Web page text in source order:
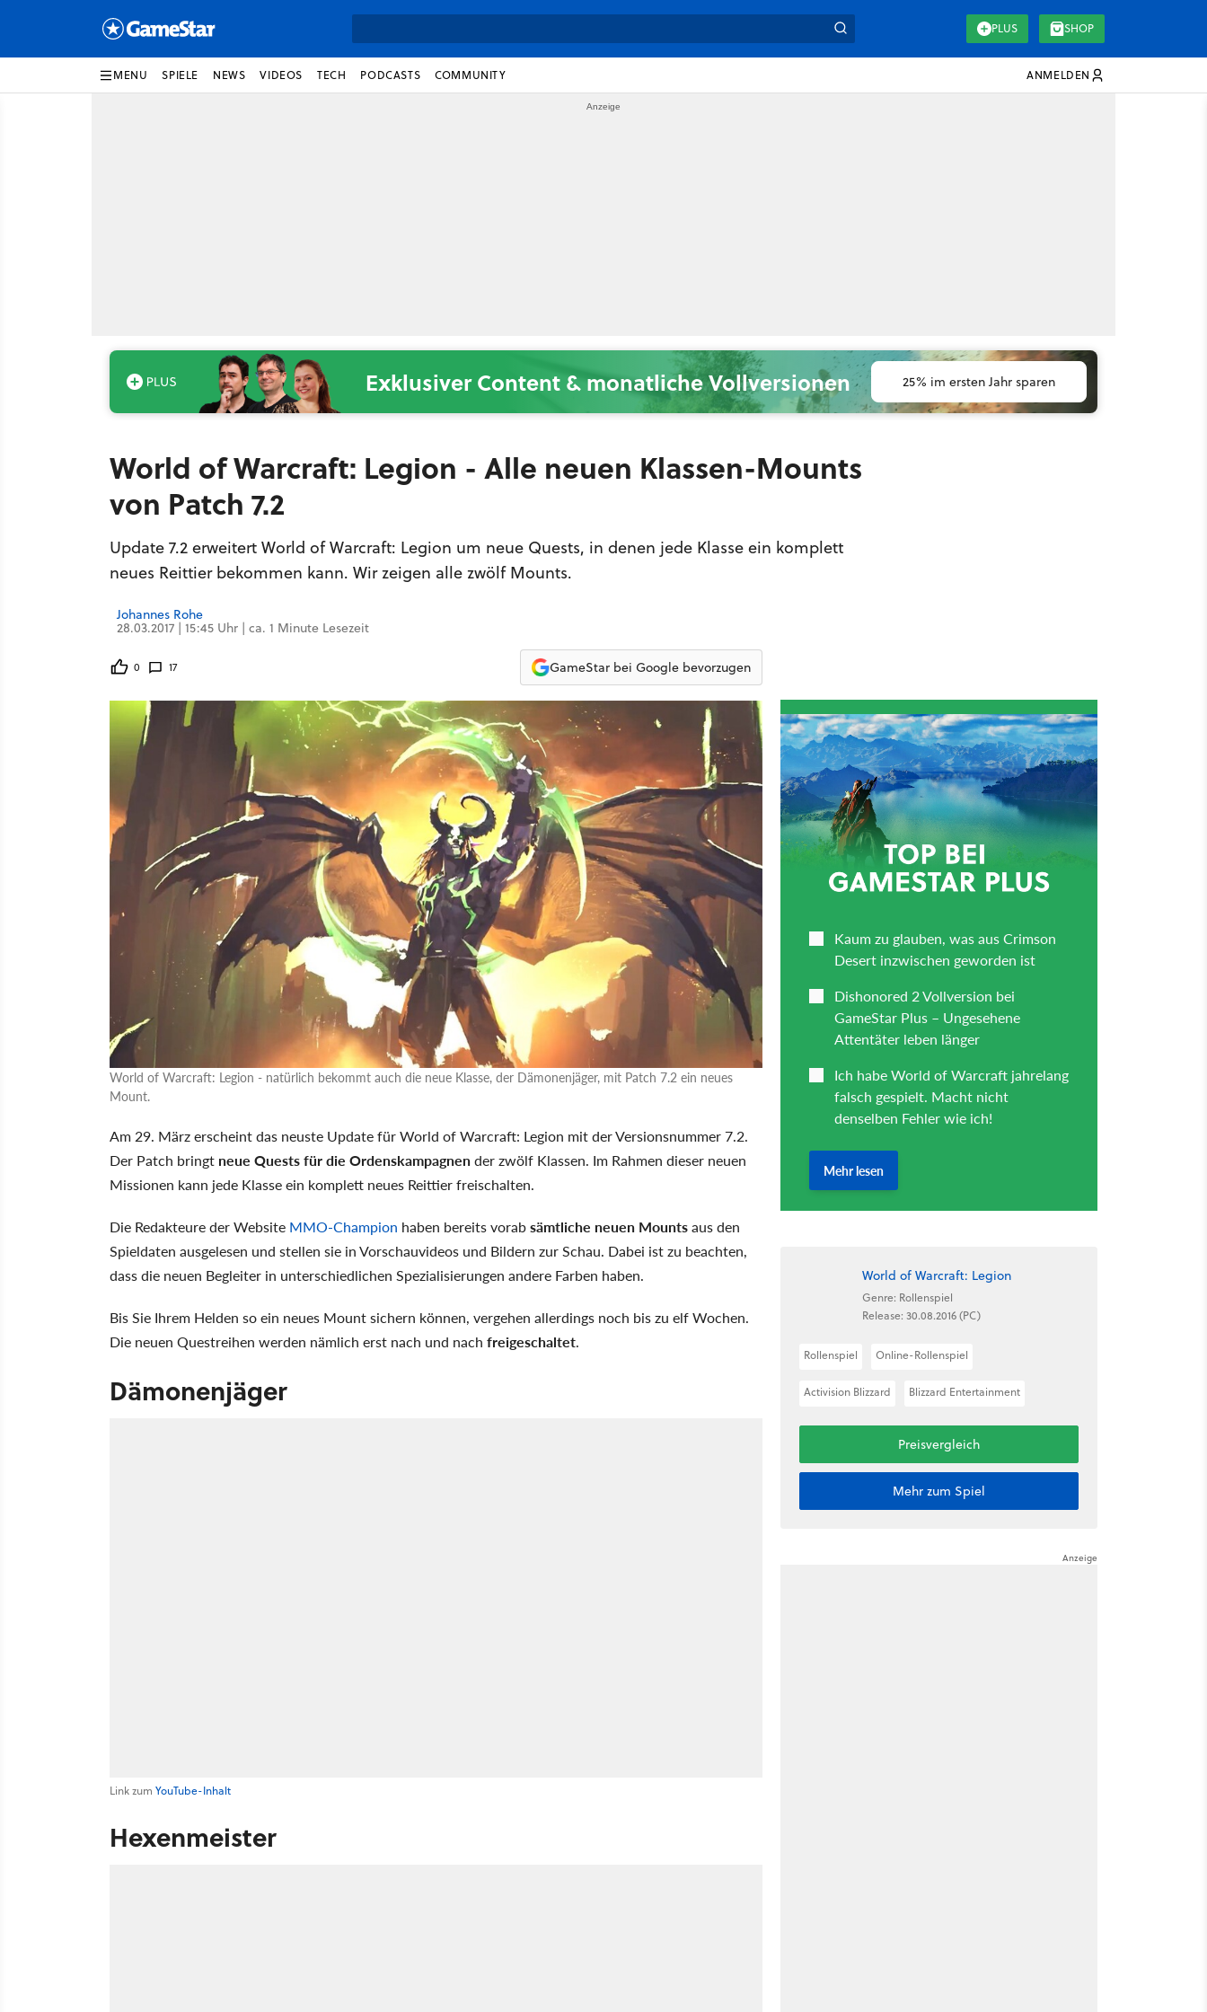
PLUS SHOP
MENU SPIELE NEWS VIDEOS TECH PODCASTS COMMUNITY ANMELDEN
Exklusiver Content & monatliche Vollversionen 25% im ersten Jahr sparen
World of Warcraft: Legion - Alle neuen Klassen-Mounts
von Patch 7.2
Update 7.2 erweitert World of Warcraft: Legion um neue Quests, in denen jede Klasse ein komplett
neues Reittier bekommen kann. Wir zeigen alle zwölf Mounts.
Johannes Rohe
28.03.2017 | 15:45 Uhr | ca. 1 Minute Lesezeit
0 17 GameStar bei Google bevorzugen
World of Warcraft: Legion - natürlich bekommt auch die neue Klasse, der Dämonenjäger, mit Patch 7.2 ein neues
Mount.
Am 29. März erscheint das neuste Update für World of Warcraft: Legion mit der Versionsnummer 7.2.
Der Patch bringt neue Quests für die Ordenskampagnender zwölf Klassen. Im Rahmen dieser neuen
Missionen kann jede Klasse ein komplett neues Reittier freischalten.
Die Redakteure der Website MMO-Champion haben bereits vorabsämtliche neuen Mountsaus den
Spieldaten ausgelesen und stellen sie in Vorschauvideos und Bildern zur Schau. Dabei ist zu beachten,
dass die neuen Begleiter in unterschiedlichen Spezialisierungen andere Farben haben.
Bis Sie Ihrem Helden so ein neues Mount sichern können, vergehen allerdings noch bis zu elf Wochen.
Die neuen Questreihen werden nämlich erst nach und nach freigeschaltet.
Dämonenjäger
Link zum YouTube-Inhalt
Hexenmeister
World of Warcraft: Legion
Genre: Rollenspiel
Release: 30.08.2016 (PC)
Rollenspiel Online-Rollenspiel
Activision Blizzard Blizzard Entertainment
Preisvergleich
Mehr zum Spiel